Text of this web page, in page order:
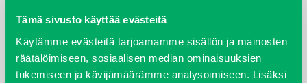
Tämä sivusto käyttää evästeitä
Käytämme evästeitä tarjoamamme sisällön ja mainosten
räätälöimiseen, sosiaalisen median ominaisuuksien
tukemiseen ja kävijämäärämme analysoimiseen. Lisäksi
maaliskuu 2026
elokuu 2024